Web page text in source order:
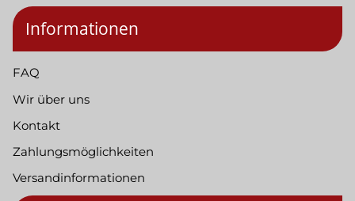
Informationen
FAQ
Wir über uns
Kontakt
Zahlungsmöglichkeiten
Versandinformationen